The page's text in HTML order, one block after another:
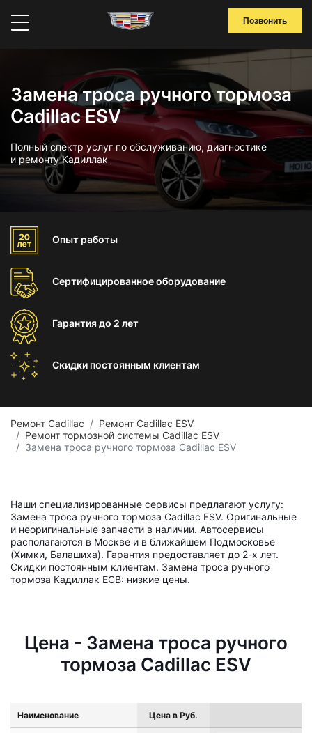
Позвонить
Замена троса ручного тормоза
Cadillac ESV
Полный спектр услуг по обслуживанию, диагностике
и ремонту Кадиллак
Опыт работы
Сертифицированноеоборудование
Гарантиядо 2 лет
Скидки постоянным клиентам
Ремонт Cadillac
Ремонт Cadillac ESV
Ремонт тормозной системы Cadillac ESV
Замена троса ручного тормоза Cadillac ESV
Наши специализированные сервисы предлагают услугу:
Замена троса ручного тормоза Cadillac ESV. Оригинальные
и неоригинальные запчасти в наличии. Автосервисы
располагаются в Москве и в ближайшем Подмосковье
(Химки, Балашиха). Гарантия предоставляет до 2-х лет.
Скидки постоянным клиентам. Замена троса ручного
тормоза Кадиллак ЕСВ: низкие цены.
Цена - Замена троса ручного
тормоза Cadillac ESV
Наименование Цена в Руб.